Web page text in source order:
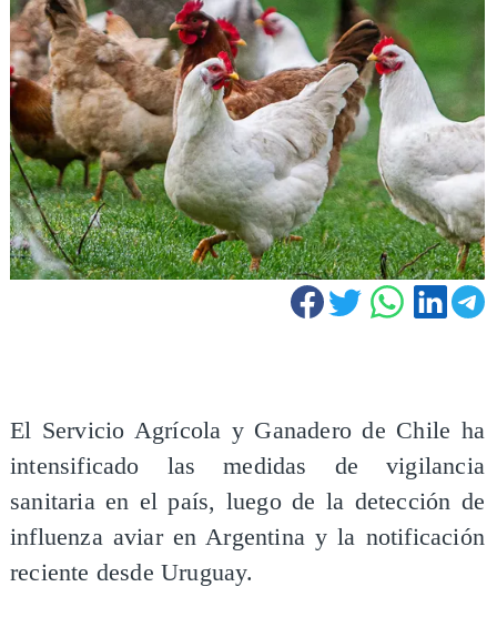
El Servicio Agrícola y Ganadero de Chile ha
intensificado las medidas de vigilancia
sanitaria en el país, luego de la detección de
influenza aviar en Argentina y la notificación
reciente desde Uruguay.